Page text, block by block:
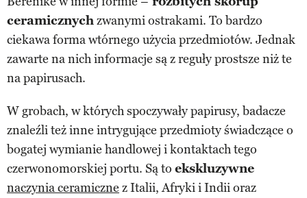
ceramicznychzwanymi ostrakami. To bardzo
ciekawa forma wtórnego użycia przedmiotów. Jednak
zawarte na nich informacje są z reguły prostsze niż te
na papirusach.
W grobach, w których spoczywały papirusy, badacze
znaleźli też inne intrygujące przedmioty świadczące o
bogatej wymianie handlowej i kontaktach tego
czerwonomorskiej portu. Są to ekskluzywne
naczynia ceramiczne z Italii, Afryki i Indii oraz